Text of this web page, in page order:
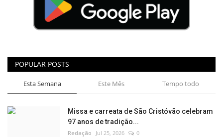
POPULAR POSTS
Esta Semana Este Mês Tempo todo
Missa e carreata de São Cristóvão celebram
97 anos de tradição...
Redação Jul 25, 2026 0